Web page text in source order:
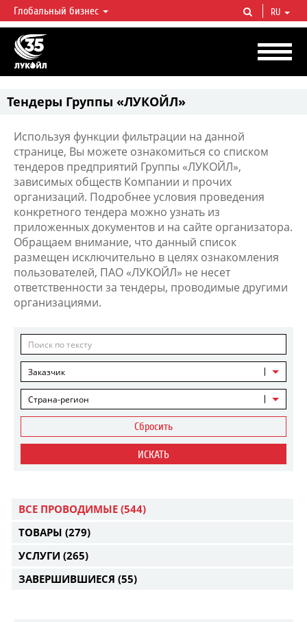
ЛУКОЙЛ СЕГОДНЯ
ЛУКОЙЛ — одна из крупнейших вертикально интегрированных
нефтегазовых компаний в мире, на долю которой приходится более 2%
мировой добычи нефти и около 1% доказанных запасов углеводородов.
Глобальный бизнес RU
Тендеры Группы «ЛУКОЙЛ»
Используя функции фильтрации на данной
странице, Вы можете ознакомиться со списком
тендеров предприятий Группы «ЛУКОЙЛ»,
зависимых обществ Компании и прочих
организаций. Подробнее условия проведения
конкретного тендера можно узнать из
приложенных документов и на сайте организатора.
Обращаем внимание, что данный список
размещен исключительно в целях ознакомления
пользователей, ПАО «ЛУКОЙЛ» не несет
ответственности за тендеры, проводимые другими
организациями.
Заказчик
Страна-регион
Сбросить
ИСКАТЬ
ВСЕ ПРОВОДИМЫЕ (544)
ТОВАРЫ (279)
УСЛУГИ (265)
ЗАВЕРШИВШИЕСЯ (55)